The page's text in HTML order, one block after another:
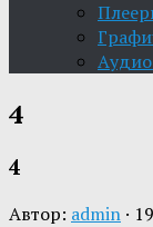
4
4
Автор: admin ·